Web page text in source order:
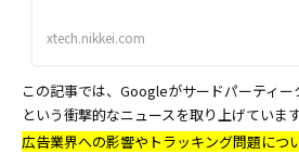
xtech.nikkei.com
この記事では、Googleがサードパーティ
という衝撃的なニュースを取り上げています
広告業界への影響やトラッキング問題につ